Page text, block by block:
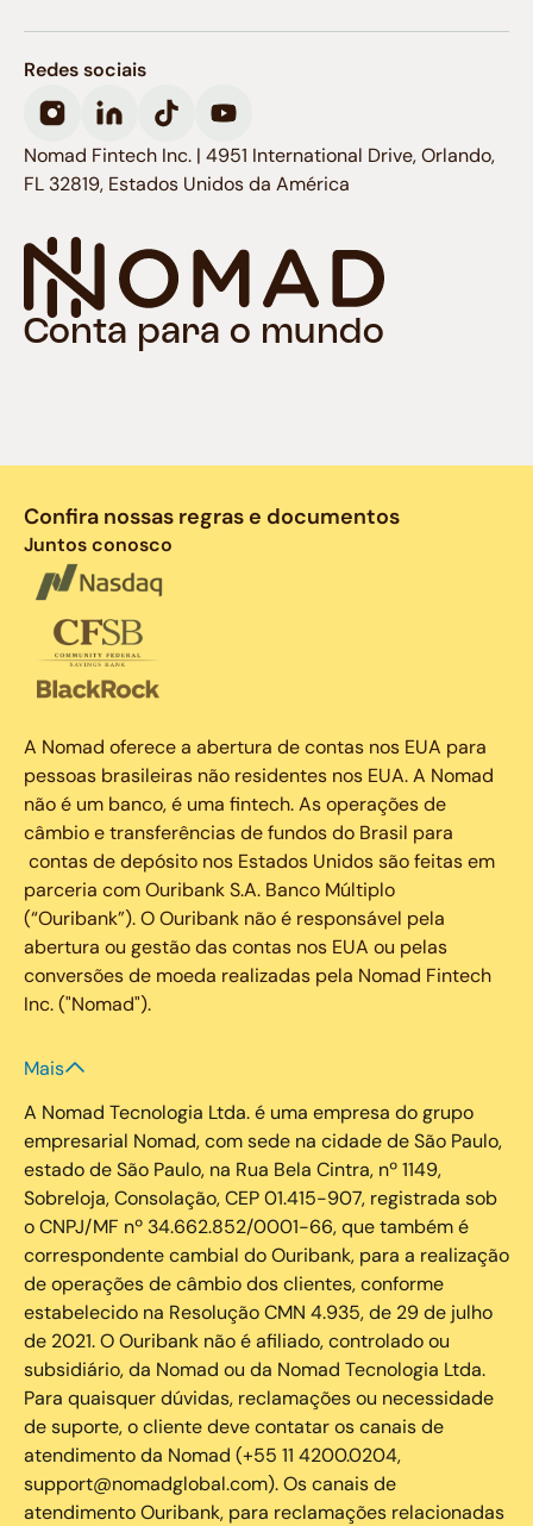
Conta para o mundo
Redes sociais
Nomad Fintech Inc. | 4951 International Drive, Orlando,
FL 32819, Estados Unidos da América
Confira nossas regras e documentos
Juntos conosco
A Nomad oferece a abertura de contas nos EUA para
pessoas brasileiras não residentes nos EUA. A Nomad
não é um banco, é uma fintech. As operações de
câmbio e transferências de fundos do Brasil para
contas de depósito nos Estados Unidos são feitas em
parceria com Ouribank S.A. Banco Múltiplo
(“Ouribank”). O Ouribank não é responsável pela
abertura ou gestão das contas nos EUA ou pelas
conversões de moeda realizadas pela Nomad Fintech
Inc. ("Nomad").
Mais
A Nomad Tecnologia Ltda. é uma empresa do grupo
empresarial Nomad, com sede na cidade de São Paulo,
estado de São Paulo, na Rua Bela Cintra, nº 1149,
Sobreloja, Consolação, CEP 01.415-907, registrada sob
o CNPJ/MF nº 34.662.852/0001-66, que também é
correspondente cambial do Ouribank, para a realização
de operações de câmbio dos clientes, conforme
estabelecido na Resolução CMN 4.935, de 29 de julho
de 2021. O Ouribank não é afiliado, controlado ou
subsidiário, da Nomad ou da Nomad Tecnologia Ltda.
Para quaisquer dúvidas, reclamações ou necessidade
de suporte, o cliente deve contatar os canais de
atendimento da Nomad (+55 11 4200.0204,
support@nomadglobal.com). Os canais de
atendimento Ouribank, para reclamações relacionadas